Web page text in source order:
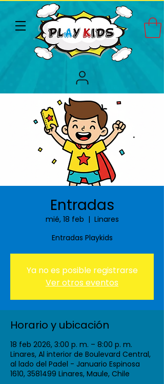
Entradas
mié, 18 feb
  |
Linares
Entradas Playkids
Ya no es posible registrarse
Ver otros eventos
Horario y ubicación
18 feb 2026, 3:00 p. m. – 8:00 p. m.
Linares, Al interior de Boulevard Central,
al lado del Padel - Januario Espinosa
1610, 3581499 Linares, Maule, Chile